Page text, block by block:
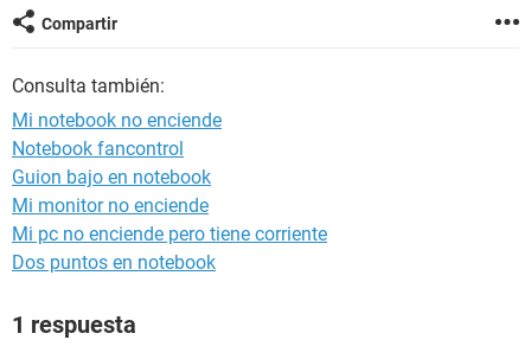
Compartir
Consulta también:
Mi notebook no enciende
Notebook fancontrol
Guion bajo en notebook
Mi monitor no enciende
Mi pc no enciende pero tiene corriente
Dos puntos en notebook
1 respuesta